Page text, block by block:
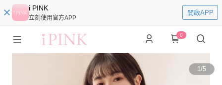
i PINK
立刻使用官方APP
開啟APP
0
1/5